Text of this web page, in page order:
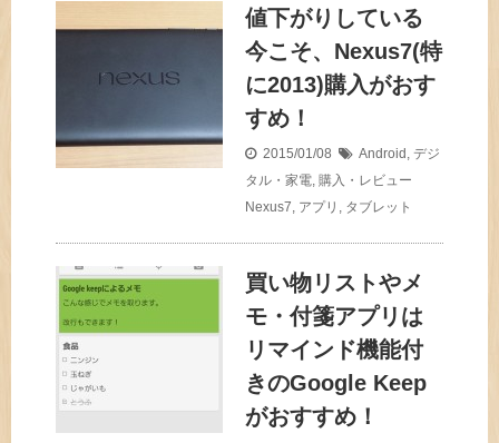
値下がりしている
今こそ、Nexus7(特
に2013)購入がおす
すめ！
2015/01/08 Android , デジ
タル・家電, 購入・レビュー
Nexus7, アプリ , タブレット
買い物リストやメ
モ・付箋アプリは
リマインド機能付
きのGoogle Keep
がおすすめ！